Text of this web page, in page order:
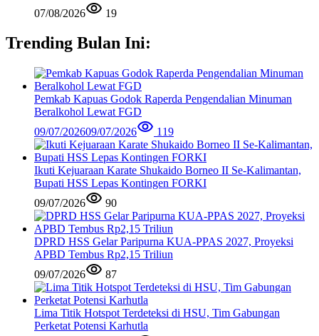
07/08/2026
19
Trending Bulan Ini:
Pemkab Kapuas Godok Raperda Pengendalian Minuman
Beralkohol Lewat FGD
09/07/202609/07/2026 119
Ikuti Kejuaraan Karate Shukaido Borneo II Se-Kalimantan,
Bupati HSS Lepas Kontingen FORKI
09/07/2026
90
DPRD HSS Gelar Paripurna KUA-PPAS 2027, Proyeksi
APBD Tembus Rp2,15 Triliun
09/07/2026
87
Lima Titik Hotspot Terdeteksi di HSU, Tim Gabungan
Perketat Potensi Karhutla